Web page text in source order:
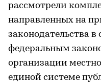
рассмотрели
направленных на
законодательства в
федеральным
организации
единой системе